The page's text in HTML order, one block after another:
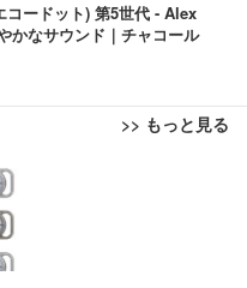
ードット) 第5世代 - Alex
かなサウンド｜チャコール
>> もっと見る
ア 椅子 テレワーク 疲れな
スト コンパクト 約105度ロッ
度回転 座面昇降 強化ナイロ
ッシュ 在宅ワーク H-WY01
ミアムモニター | FlexScan
UHD・USB Type-C・ホワ
トシーツ 薄型 レギュラー 1
イト 300枚